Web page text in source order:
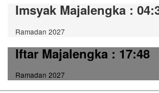
Imsyak Majalengka :
Ramadan 2027
Iftar Majalengka: 17:48
Ramadan 2027